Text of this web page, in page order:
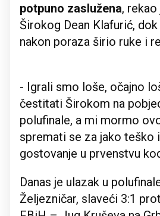
potpuno zaslužena,
Širokog Dean Klafurić,
nakon poraza širio ruke i
- Igrali smo loše, očajno
čestitati Širokom na
polufinale, a mi mormo
spremati se za jako teško
gostovanje u prvenstvu
Danas je ulazak u
Željezničar, slaveći 3:1